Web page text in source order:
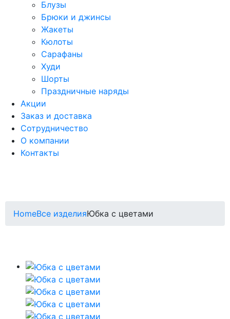
Блузы
Брюки и джинсы
Жакеты
Кюлоты
Сарафаны
Худи
Шорты
Праздничные наряды
Акции
Заказ и доставка
Сотрудничество
О компании
Контакты
HomeВсе изделияЮбка с цветами